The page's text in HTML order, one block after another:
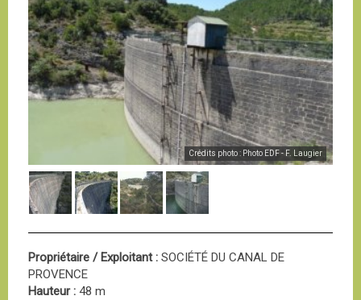
Crédits photo : Photo EDF - F. Laugier
Propriétaire / Exploitant : SOCIÉTÉ DU CANAL DE
PROVENCE
Hauteur : 48 m